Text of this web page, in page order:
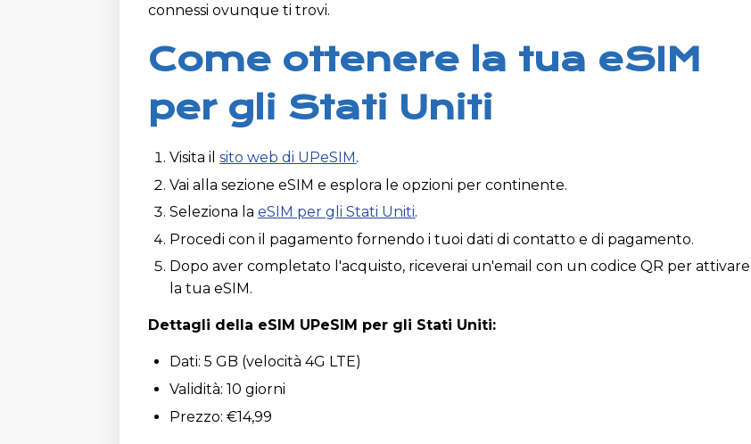
connessi ovunque ti trovi.
Come ottenere la tua eSIM
per gli Stati Uniti
Visita ilsito web di UPeSIM.
Vai alla sezione eSIM e esplora le opzioni per continente.
Seleziona laeSIM per gli Stati Uniti.
Procedi con il pagamento fornendo i tuoi dati di contatto e di pagamento.
Dopo aver completato l'acquisto, riceverai un'email con un codice QR per attivare
la tua eSIM.
Dettagli della eSIM UPeSIM per gli Stati Uniti:
Dati: 5 GB (velocità 4G LTE)
Validità: 10 giorni
Prezzo: €14,99